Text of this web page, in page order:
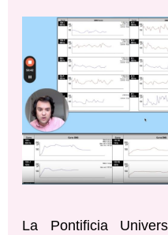
La Pontificia